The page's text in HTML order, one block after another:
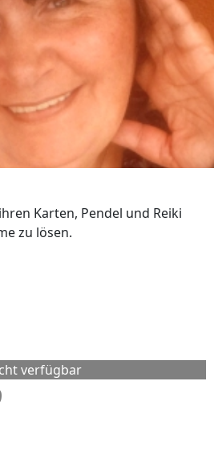
Karten, Pendel und Reiki
zu lösen.
verfügbar